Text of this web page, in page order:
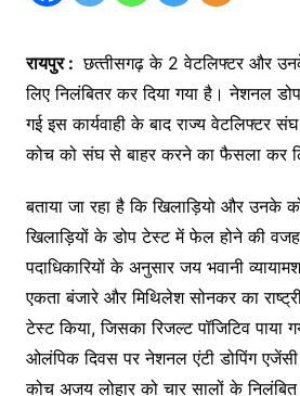
रायपुर : छत्‍तीसगढ़ के 2 वेटलिफ्टर और
लिए निलंबितर कर दिया गया है। नेशनल
गई इस कार्यवाही के बाद राज्‍य वेटलिफ्टर
कोच को संघ से बाहर करने का फैसला कर
बताया जा रहा है कि खिलाड़ि‍यो और उनके
ख‍िलाड़‍ियों के डोप टेस्‍ट में फेल होने की
पदाधिकारियों के अनुसार जय भवानी
एकता बंजारे और मिथिलेश सोनकर का
टेस्ट किया, जिसका रिजल्ट पॉजिटिव पाया
ओलंपिक दिवस पर नेशनल एंटी डोपिंग एजेंसी
कोच अजय लोहार को चार सालों के